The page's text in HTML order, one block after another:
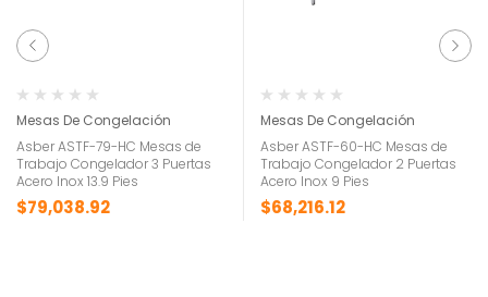
Mesas De Congelación
Asber ASTF-79-HC Mesas de
Trabajo Congelador 3 Puertas
Acero Inox 13.9 Pies
$79,038.92
Mesas De Congelación
Asber ASTF-60-HC Mesas de
Trabajo Congelador 2 Puertas
Acero Inox 9 Pies
$68,216.12